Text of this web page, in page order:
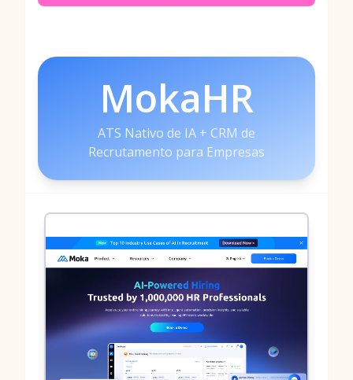
MokaHR
ATS Nativo de IA + CRM de
Recrutamento para Empresas